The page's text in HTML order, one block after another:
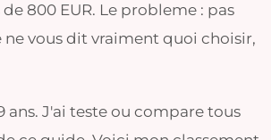
de 800 EUR. Le probleme : pas
vous dit vraiment quoi choisir,
ans. J'ai teste ou compare tous